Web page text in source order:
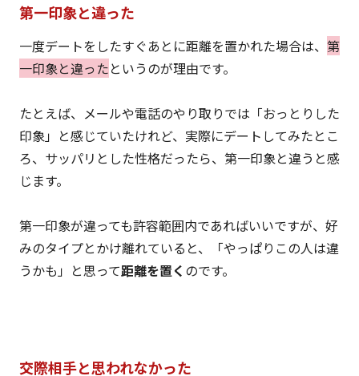
第一印象と違った
一度デートをしたすぐあとに距離を置かれた場合は、 第
一印象と違ったというのが理由です。
たとえば、メールや電話のやり取りでは「おっとりした
印象」と感じていたけれど、実際にデートしてみたとこ
ろ、サッパリとした性格だったら、第一印象と違うと感
じます。
第一印象が違っても許容範囲内であればいいですが、好
みのタイプとかけ離れていると、「やっぱりこの人は違
うかも」と思って距離を置く のです。
交際相手と思われなかった